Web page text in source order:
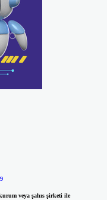
veya şahıs şirketi ile